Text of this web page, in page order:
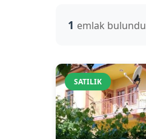
1 emlak bulundu
SATILIK